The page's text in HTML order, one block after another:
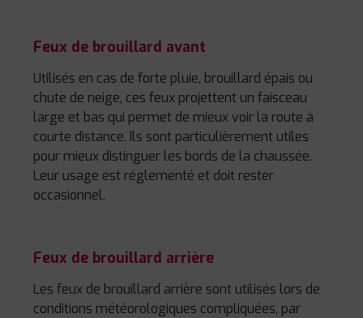
Feux de brouillard avant
Utilisés en cas de forte pluie, brouillard épais ou
chute de neige, ces feux projettent un faisceau
large et bas qui permet de mieux voir la route à
courte distance. Ils sont particulièrement utiles
pour mieux distinguer les bords de la chaussée.
Leur usage est réglementé et doit rester
occasionnel.
Feux de brouillard arrière
Les feux de brouillard arrière sont utilisés lors de
conditions météorologiques compliquées, par